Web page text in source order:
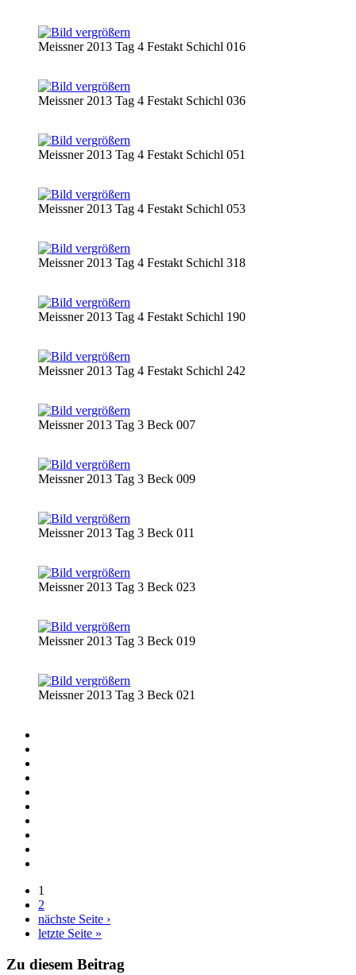
Meissner 2013 Tag 4 Festakt Schichl 016
Meissner 2013 Tag 4 Festakt Schichl 036
Meissner 2013 Tag 4 Festakt Schichl 051
Meissner 2013 Tag 4 Festakt Schichl 053
Meissner 2013 Tag 4 Festakt Schichl 318
Meissner 2013 Tag 4 Festakt Schichl 190
Meissner 2013 Tag 4 Festakt Schichl 242
Meissner 2013 Tag 3 Beck 007
Meissner 2013 Tag 3 Beck 009
Meissner 2013 Tag 3 Beck 011
Meissner 2013 Tag 3 Beck 023
Meissner 2013 Tag 3 Beck 019
Meissner 2013 Tag 3 Beck 021
Seiten
1
2
nächste Seite ›
letzte Seite »
Zu diesem Beitrag